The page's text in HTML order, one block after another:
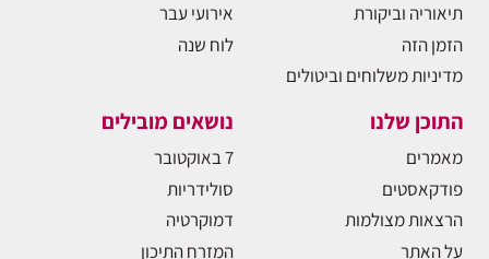
תיאוריה וביקורת
הזמן הזה
מדיניות משלוחים וביטולים
אירועי עבר
לוח שנה
התוכן שלנו
מאמרים
פודקאסטים
הרצאות מצולמות
על האתר
נושאים מובילים
7 באוקטובר
סולידריות
דמוקרטיה
המזרח התיכון